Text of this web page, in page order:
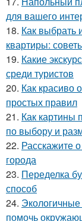
для вашего
18. Как выбрать
квартиры:
19. Какие
среди туристов
20. Как красиво
простых правил
21. Как картины
по выбору и
22. Расскажите
города
23. Переделка
способ
24. Экологичные
помочь